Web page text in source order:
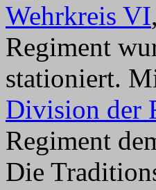
Wehrkreis VI
Regiment
stationiert.
Division der
Regiment
Die